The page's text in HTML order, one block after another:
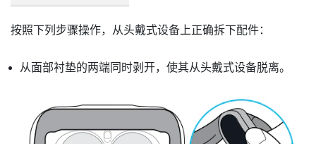
按照下列步骤操作，从头戴式设备上正确拆下配件：
从面部衬垫的两端同时剥开，使其从头戴式设备脱离。